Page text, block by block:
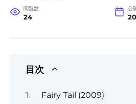
閲覧数
24
公
目次
Fairy Tail (2009)